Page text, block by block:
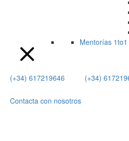
Mentorías
(+34) 617219646 (+34)
Contacta con nosotros